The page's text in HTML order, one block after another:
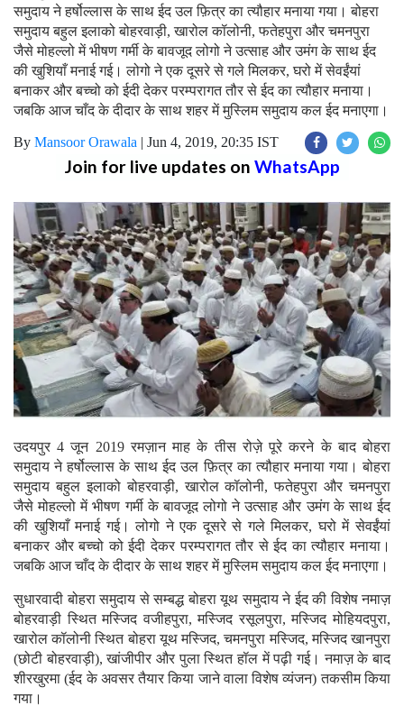
समुदाय ने हर्षोल्लास के साथ ईद उल फ़ित्र का त्यौहार मनाया गया। बोहरा
समुदाय बहुल इलाको बोहरवाड़ी, खारोल कॉलोनी, फतेहपुरा और चमनपुरा
जैसे मोहल्लो में भीषण गर्मी के बावजूद लोगो ने उत्साह और उमंग के साथ ईद
की खुशियाँ मनाई गई। लोगो ने एक दूसरे से गले मिलकर, घरो में सेवईंयां
बनाकर और बच्चो को ईदी देकर परम्परागत तौर से ईद का त्यौहार मनाया।
जबकि आज चाँद के दीदार के साथ शहर में मुस्लिम समुदाय कल ईद मनाएगा।
By Mansoor Orawala | Jun 4, 2019, 20:35 IST
Join for live updates on WhatsApp
उदयपुर 4 जून 2019 रमज़ान माह के तीस रोज़े पूरे करने के बाद बोहरा
समुदाय ने हर्षोल्लास के साथ ईद उल फ़ित्र का त्यौहार मनाया गया। बोहरा
समुदाय बहुल इलाको बोहरवाड़ी, खारोल कॉलोनी, फतेहपुरा और चमनपुरा
जैसे मोहल्लो में भीषण गर्मी के बावजूद लोगो ने उत्साह और उमंग के साथ ईद
की खुशियाँ मनाई गई। लोगो ने एक दूसरे से गले मिलकर, घरो में सेवईंयां
बनाकर और बच्चो को ईदी देकर परम्परागत तौर से ईद का त्यौहार मनाया।
जबकि आज चाँद के दीदार के साथ शहर में मुस्लिम समुदाय कल ईद मनाएगा।
सुधारवादी बोहरा समुदाय से सम्बद्ध बोहरा यूथ समुदाय ने ईद की विशेष नमाज़
बोहरवाड़ी स्थित मस्जिद वजीहपुरा, मस्जिद रसूलपुरा, मस्जिद मोहियदपुरा,
खारोल कॉलोनी स्थित बोहरा यूथ मस्जिद, चमनपुरा मस्जिद, मस्जिद खानपुरा
(छोटी बोहरवाड़ी), खांजीपीर और पुला स्थित हॉल में पढ़ी गई। नमाज़ के बाद
शीरखुरमा (ईद के अवसर तैयार किया जाने वाला विशेष व्यंजन) तकसीम किया
गया।